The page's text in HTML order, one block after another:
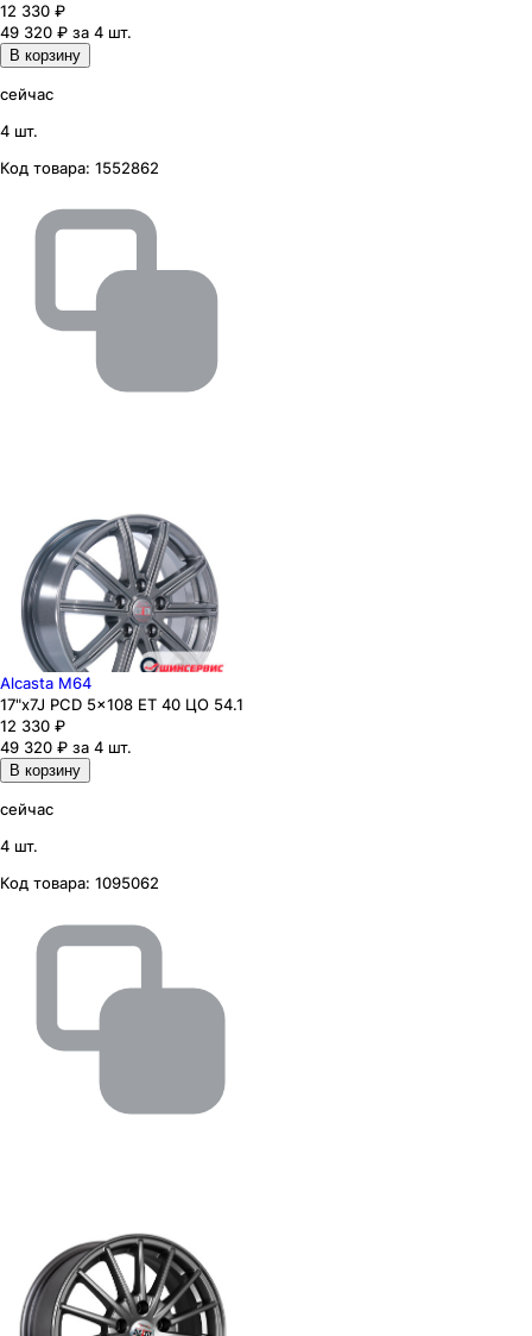
12 330 ₽
49 320 ₽ за 4 шт.
В корзину
сейчас
4 шт.
Код товара: 1552862
Alcasta M64
17"x7J PCD 5x108 ЕТ 40 ЦО 54.1
12 330 ₽
49 320 ₽ за 4 шт.
В корзину
сейчас
4 шт.
Код товара: 1095062